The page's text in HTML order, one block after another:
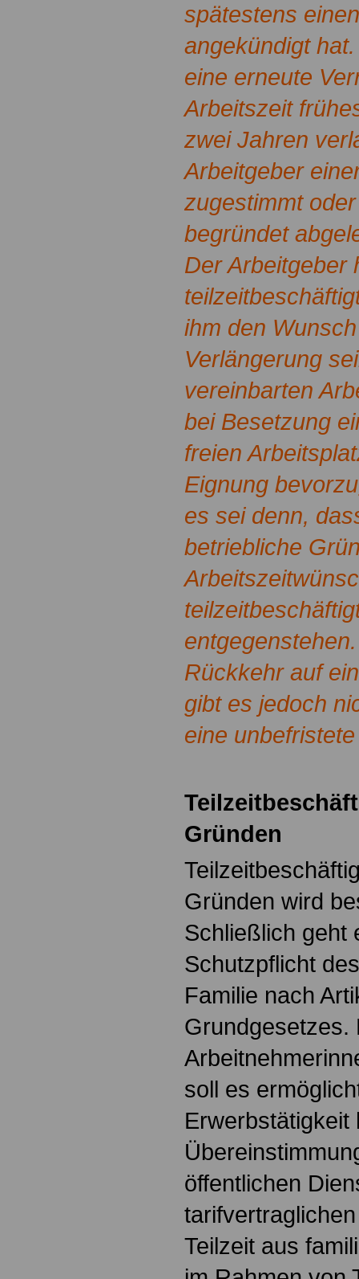
spätestens
angekündigt
eine erneute
Arbeitszeit
zwei Jahren
Arbeitgeber
zugestimmt
begründet
Der Arbeitgeber
ihm den
Verlängerung
vereinbarten
bei Besetzung
freien
Eignung
es sei denn,
betriebliche
Rückkehr auf
gibt es jedoch
eine
Gründen
Gründen wird
Schließlich geht
Schutzpflicht
Familie nach
Grundgesetzes.
soll es
Erwerbstätigkeit
öffentlichen
Teilzeit aus